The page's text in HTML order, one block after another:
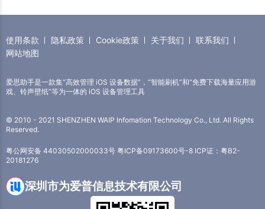
使用条款 隐私政策 Cookie政策 关于我们
联系我们
网站地图
爱思助手是一款集“高效管理 iOS 设备数据”，“智能刷机”和“免费下载海量应用游
戏、铃声壁纸”等为一体的 iOS 设备管理工具
© 2010 - 2021 SHENZHEN WAIP Infomation Technology Co., Ltd. All Rights
Reserved.
粤公网安备 44030502000033号 粤ICP备09173600号-8 ICP证：粤B2-
20181276
深圳市为爱普信息技术有限公司